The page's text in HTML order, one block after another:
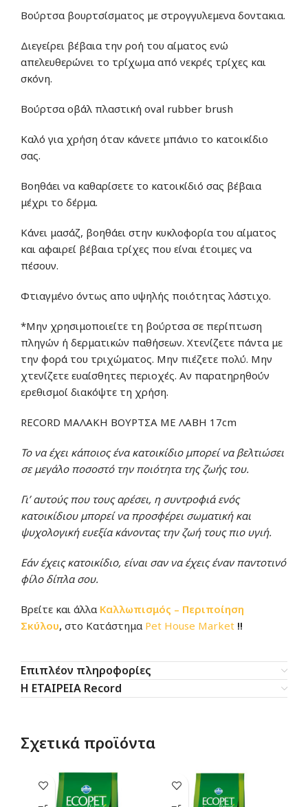
Βούρτσα βουρτσίσματος με στρογγυλεμενα δοντακια.
Διεγείρει βέβαια την ροή του αίματος ενώ
απελευθερώνει το τρίχωμα από νεκρές τρίχες και
σκόνη.
Βούρτσα οβάλ πλαστική oval rubber brush
Καλό για χρήση όταν κάνετε μπάνιο το κατοικίδιο
σας.
Βοηθάει να καθαρίσετε το κατοικίδιό σας βέβαια
μέχρι το δέρμα.
Κάνει μασάζ, βοηθάει στην κυκλοφορία του αίματος
και αφαιρεί βέβαια τρίχες που είναι έτοιμες να
πέσουν.
Φτιαγμένο όντως απο υψηλής ποιότητας λάστιχο.
*Μην χρησιμοποιείτε τη βούρτσα σε περίπτωση
πληγών ή δερματικών παθήσεων. Χτενίζετε πάντα με
την φορά του τριχώματος. Μην πιέζετε πολύ. Μην
χτενίζετε ευαίσθητες περιοχές. Αν παρατηρηθούν
ερεθισμοί διακόψτε τη χρήση.
RECORD ΜΑΛΑΚΗ ΒΟΥΡΤΣΑ ΜΕ ΛΑΒΗ 17cm
Το να έχει κάποιος ένα κατοικίδιο μπορεί να βελτιώσει
σε μεγάλο ποσοστό την ποιότητα της ζωής του.
Γι’ αυτούς που τους αρέσει, η συντροφιά ενός
κατοικίδιου μπορεί να προσφέρει σωματική και
ψυχολογική ευεξία κάνοντας την ζωή τους πιο υγιή.
Εάν έχεις κατοικίδιο, είναι σαν να έχεις έναν παντοτινό
φίλο δίπλα σου.
Βρείτε και άλλα Καλλωπισμός – Περιποίηση
Σκύλου, στο Κατάστημα Pet House Market !!
Επιπλέον πληροφορίες
Η ΕΤΑΙΡΕΙΑ Record
Σχετικά προϊόντα